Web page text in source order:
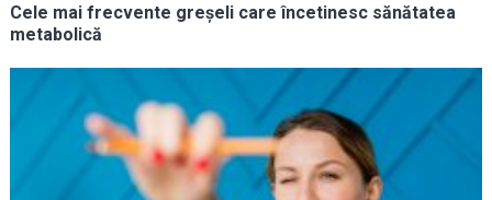
Cele mai frecvente greșeli care încetinesc sănătatea
metabolică